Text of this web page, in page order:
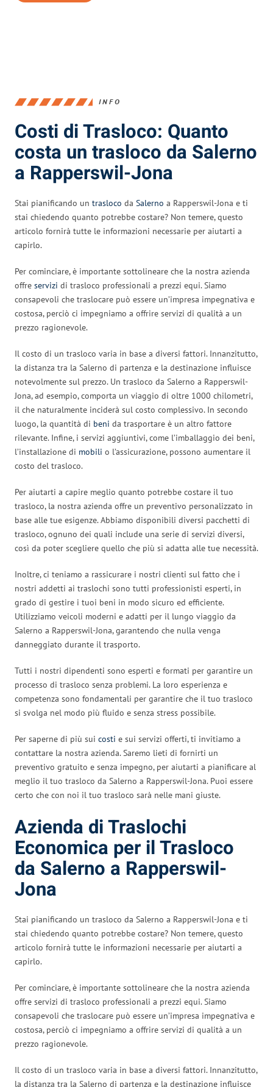
INFO
Costi di Trasloco: Quanto
costa un trasloco da Salerno
a Rapperswil-Jona
Stai pianificando un trasloco da Salerno a Rapperswil-Jona e ti
stai chiedendo quanto potrebbe costare? Non temere, questo
articolo fornirà tutte le informazioni necessarie per aiutarti a
capirlo.
Per cominciare, è importante sottolineare che la nostra azienda
offre servizi di trasloco professionali a prezzi equi. Siamo
consapevoli che traslocare può essere un’impresa impegnativa e
costosa, perciò ci impegniamo a offrire servizi di qualità a un
prezzo ragionevole.
Il costo di un trasloco varia in base a diversi fattori. Innanzitutto,
la distanza tra la Salerno di partenza e la destinazione influisce
notevolmente sul prezzo. Un trasloco da Salerno a Rapperswil-
Jona, ad esempio, comporta un viaggio di oltre 1000 chilometri,
il che naturalmente inciderà sul costo complessivo. In secondo
luogo, la quantità di beni da trasportare è un altro fattore
rilevante. Infine, i servizi aggiuntivi, come l’imballaggio dei beni,
l’installazione di mobili o l’assicurazione, possono aumentare il
costo del trasloco.
Per aiutarti a capire meglio quanto potrebbe costare il tuo
trasloco, la nostra azienda offre un preventivo personalizzato in
base alle tue esigenze. Abbiamo disponibili diversi pacchetti di
trasloco, ognuno dei quali include una serie di servizi diversi,
così da poter scegliere quello che più si adatta alle tue necessità.
Inoltre, ci teniamo a rassicurare i nostri clienti sul fatto che i
nostri addetti ai traslochi sono tutti professionisti esperti, in
grado di gestire i tuoi beni in modo sicuro ed efficiente.
Utilizziamo veicoli moderni e adatti per il lungo viaggio da
Salerno a Rapperswil-Jona, garantendo che nulla venga
danneggiato durante il trasporto.
Tutti i nostri dipendenti sono esperti e formati per garantire un
processo di trasloco senza problemi. La loro esperienza e
competenza sono fondamentali per garantire che il tuo trasloco
si svolga nel modo più fluido e senza stress possibile.
Per saperne di più sui costi e sui servizi offerti, ti invitiamo a
contattare la nostra azienda. Saremo lieti di fornirti un
preventivo gratuito e senza impegno, per aiutarti a pianificare al
meglio il tuo trasloco da Salerno a Rapperswil-Jona. Puoi essere
certo che con noi il tuo trasloco sarà nelle mani giuste.
Azienda di Traslochi
Economica per il Trasloco
da Salerno a Rapperswil-
Jona
Stai pianificando un trasloco da Salerno a Rapperswil-Jona e ti
stai chiedendo quanto potrebbe costare? Non temere, questo
articolo fornirà tutte le informazioni necessarie per aiutarti a
capirlo.
Per cominciare, è importante sottolineare che la nostra azienda
offre servizi di trasloco professionali a prezzi equi. Siamo
consapevoli che traslocare può essere un’impresa impegnativa e
costosa, perciò ci impegniamo a offrire servizi di qualità a un
prezzo ragionevole.
Il costo di un trasloco varia in base a diversi fattori. Innanzitutto,
la distanza tra la Salerno di partenza e la destinazione influisce